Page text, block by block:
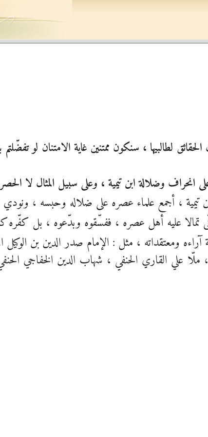
لطالبيها ، سنكون ممتنين غاية الامتنان لو
انحراف وضلالة ابن تيمية ، وعلى سبيل المثال لا
آراءه ومعتقداته ، مثل : الإمام صدر الدين بن
ملّا علي القاري الحنفي ، شهاب الدين الخفاجي